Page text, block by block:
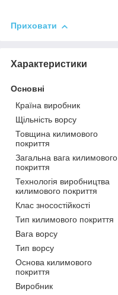
Приховати
Характеристики
Основні
Країна виробник
Щільність ворсу
Товщина килимового
покриття
Загальна вага килимового
покриття
Технологія виробництва
килимового покриття
Клас зносостійкості
Тип килимового покриття
Вага ворсу
Тип ворсу
Основа килимового
покриття
Виробник